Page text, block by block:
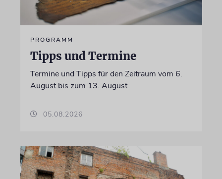
PROGRAMM
Tipps und Termine
Termine und Tipps für den Zeitraum vom 6.
August bis zum 13. August
05.08.2026